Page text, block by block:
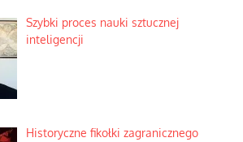
Szybki proces nauki sztucznej
inteligencji
Historyczne fikołki zagranicznego